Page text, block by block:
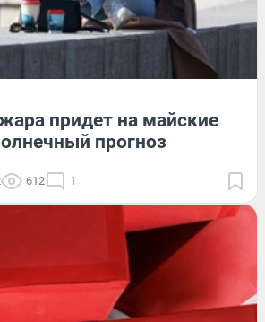
придет на майские
прогноз
612 1